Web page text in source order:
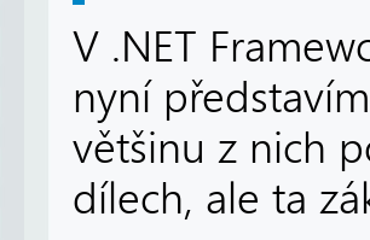
V .NET
nyní
většinu z nich
dílech, ale ta